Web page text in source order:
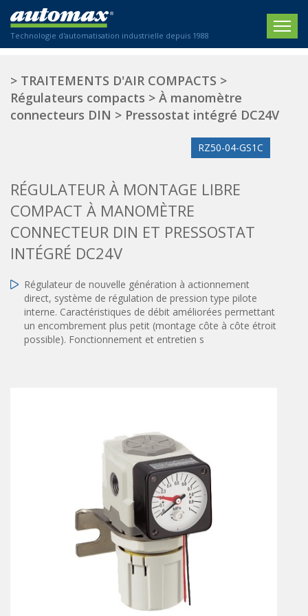
Technologie d'automatisation industrielle depuis 1988
ACCUEIL
SOCIÉTÉ
Actionneurs électriques
Actionneurs normalisés
Actionneurs standardisés
Amortisseurs hydrauliques
Régulateurs hydrauliques
Systèmes modulaires pneumatiques
Tables de translation
Vérins à combinaisons de mouvement
vérins rotatifs
Auxiliaires de ligne
Auxiliaires de raccordement
Électrovannes tous fluides
DISTRIBUTEURS
Commande à pédale
Commande électrique
Commande musculaire
Commande pneumatique
Agriculture
Emballage / Étiquetage
Imprimerie
Solutions personnalisées
Textiles
CONTACT
Nous sommes heureux de vous conseiller !
+33 0 254 553 811
En
> TRAITEMENTS D'AIR COMPACTS >
Régulateurs compacts > À manomètre
connecteurs DIN > Pressostat intégré DC24V
RZ50-04-GS1C
RÉGULATEUR À MONTAGE LIBRE
COMPACT À MANOMÈTRE
CONNECTEUR DIN ET PRESSOSTAT
INTÉGRÉ DC24V
Régulateur de nouvelle génération à actionnement
direct, système de régulation de pression type pilote
interne. Caractéristiques de débit améliorées permettant
un encombrement plus petit (montage côte à côte étroit
possible). Fonctionnement et entretien s